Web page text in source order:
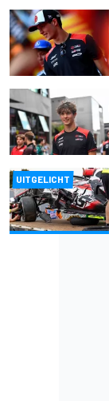
UITGELICHT